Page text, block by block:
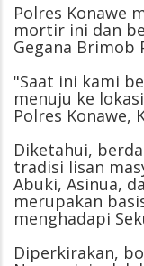
Polres Konawe
mortir ini dan
Gegana Brimob
"Saat ini kami
menuju ke
Polres Konawe,
Diketahui,
tradisi lisan
Abuki, Asinua,
merupakan
menghadapi
Diperkirakan,